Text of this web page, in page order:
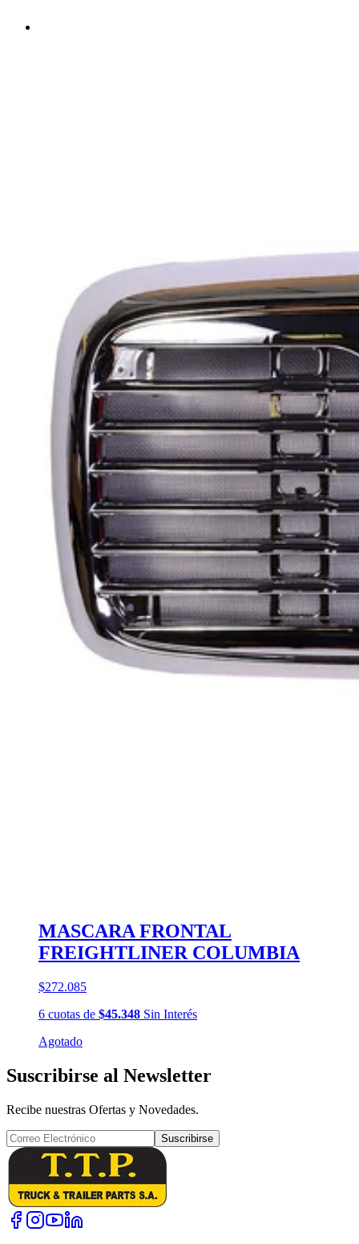
MASCARA FRONTAL
FREIGHTLINER COLUMBIA
$272.085
6 cuotas de $45.348 Sin Interés
Agotado
Suscribirse al Newsletter
Recibe nuestras Ofertas y Novedades.
Suscribirse